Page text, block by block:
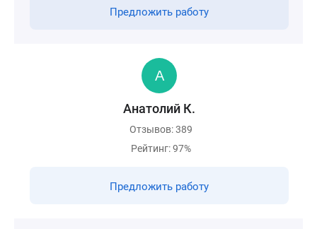
Предложить работу
Анатолий К.
Отзывов: 389
Рейтинг: 97%
Предложить работу